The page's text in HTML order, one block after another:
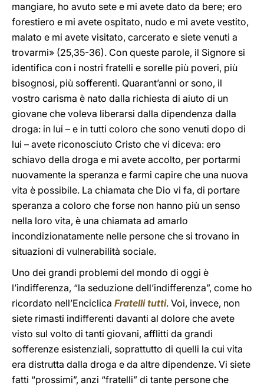
mangiare, ho avuto sete e mi avete dato da bere; ero
forestiero e mi avete ospitato, nudo e mi avete vestito,
malato e mi avete visitato, carcerato e siete venuti a
trovarmi» (25,35-36). Con queste parole, il Signore si
identifica con i nostri fratelli e sorelle più poveri, più
bisognosi, più sofferenti. Quarant’anni or sono, il
vostro carisma è nato dalla richiesta di aiuto di un
giovane che voleva liberarsi dalla dipendenza dalla
droga: in lui – e in tutti coloro che sono venuti dopo di
lui – avete riconosciuto Cristo che vi diceva: ero
schiavo della droga e mi avete accolto, per portarmi
nuovamente la speranza e farmi capire che una nuova
vita è possibile. La chiamata che Dio vi fa, di portare
speranza a coloro che forse non hanno più un senso
nella loro vita, è una chiamata ad amarlo
incondizionatamente nelle persone che si trovano in
situazioni di vulnerabilità sociale.
Uno dei grandi problemi del mondo di oggi è
l’indifferenza, “la seduzione dell’indifferenza”, come ho
ricordato nell’Enciclica Fratelli tutti. Voi, invece, non
siete rimasti indifferenti davanti al dolore che avete
visto sul volto di tanti giovani, afflitti da grandi
sofferenze esistenziali, soprattutto di quelli la cui vita
era distrutta dalla droga e da altre dipendenze. Vi siete
fatti “prossimi”, anzi “fratelli” di tante persone che